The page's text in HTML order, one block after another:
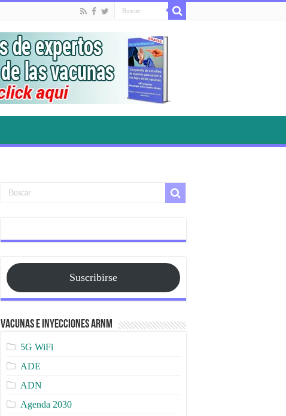
Suscribirse
Vacunas e Inyecciones ARNm
5G WiFi
ADE
ADN
Agenda 2030